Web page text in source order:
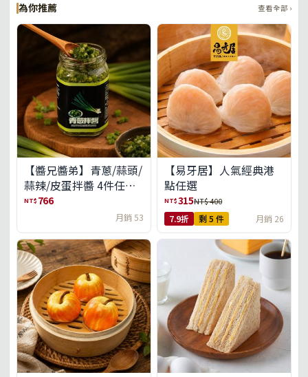
為你推薦 查看全部 ›
【醬兄醬弟】青蔥/蒜頭/
蒜辣/皮蛋拌醬 4件任選
(免運組)
NT$ 766
月銷 53
【易牙居】人氣經典港
點任選
NT$315NT$ 400
7.9折 剩 5 件 月銷 26